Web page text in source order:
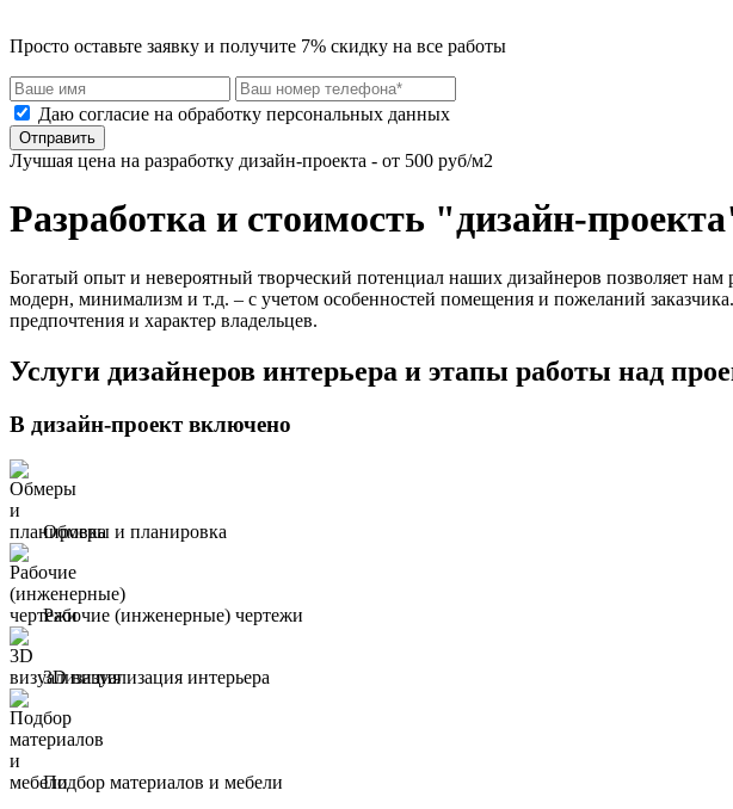
Просто оставьте заявку и получите 7% скидку на все работы
Даю согласие на обработку персональных данных
Отправить
Лучшая цена на разработку дизайн-проекта - от 500 руб/м2
Разработка и стоимость "дизайн-
Богатый опыт и невероятный творческий потенциал наших дизайнеров позволяет нам
модерн, минимализм и т.д. – с учетом особенностей помещения и пожеланий
предпочтения и характер владельцев.
Услуги дизайнеров интерьера и этапы работы над
В дизайн-проект включено
Обмеры и планировка
Рабочие (инженерные) чертежи
3D визуализация интерьера
Подбор материалов и мебели